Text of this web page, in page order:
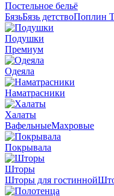
Постельное бельё
БязьБязь детствоПоплин
Подушки
Премиум
Одеяла
Наматрасники
Халаты
ВафельныеМахровые
Покрывала
Шторы
Шторы для гостинной